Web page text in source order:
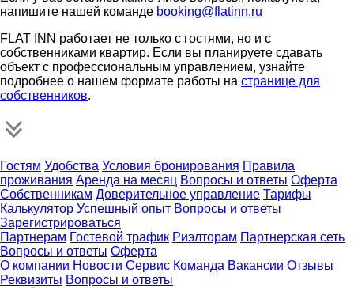
напишите нашей команде booking@flatinn.ru
FLAT INN работает не только с гостями, но и с
собственниками квартир. Если вы планируете сдавать
объект с профессиональным управлением, узнайте
подробнее о нашем формате работы на странице для
собственников.
Гостям Удобства Условия бронирования Правила
проживания Аренда на месяц Вопросы и ответы Оферта
Собственникам Доверительное управление Тарифы
Калькулятор Успешный опыт Вопросы и ответы
Зарегистрироваться
Партнерам Гостевой трафик Риэлторам Партнерская сеть
Вопросы и ответы Оферта
О компании Новости Сервис Команда Вакансии Отзывы
Реквизиты Вопросы и ответы